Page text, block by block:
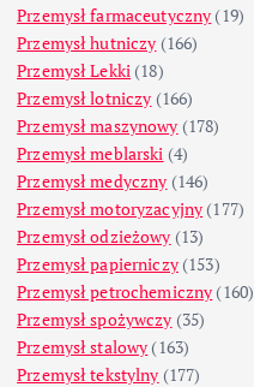
Przemysł farmaceutyczny (19)
Przemysł hutniczy (166)
Przemysł Lekki (18)
Przemysł lotniczy (166)
Przemysł maszynowy (178)
Przemysł meblarski (4)
Przemysł medyczny (146)
Przemysł motoryzacyjny (177)
Przemysł odzieżowy (13)
Przemysł papierniczy(153)
Przemysł petrochemiczny (160)
Przemysł spożywczy (35)
Przemysł stalowy (163)
Przemysł tekstylny (177)